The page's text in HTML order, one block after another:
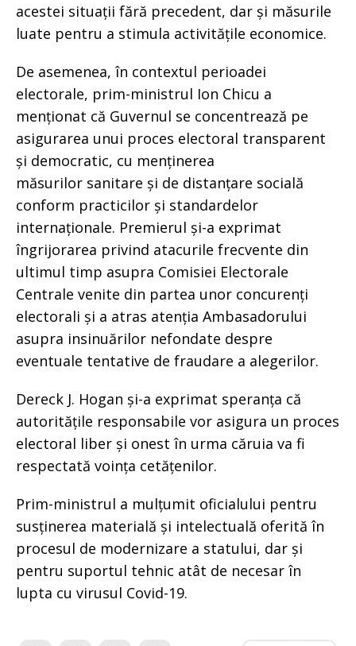
acestei situații fără precedent, dar și măsurile
luate pentru a stimula activitățile economice.
De asemenea, în contextul perioadei
electorale, prim-ministrul Ion Chicu a
menționat că Guvernul se concentrează pe
asigurarea unui proces electoral transparent
și democratic, cu menținerea
măsurilor sanitare și de distanțare socială
conform practicilor și standardelor
internaționale. Premierul și-a exprimat
îngrijorarea privind atacurile frecvente din
ultimul timp asupra Comisiei Electorale
Centrale venite din partea unor concurenți
electorali și a atras atenția Ambasadorului
asupra insinuărilor nefondate despre
eventuale tentative de fraudare a alegerilor.
Dereck J. Hogan și-a exprimat speranța că
autoritățile responsabile vor asigura un proces
electoral liber și onest în urma căruia va fi
respectată voința cetățenilor.
Prim-ministrul a mulțumit oficialului pentru
susținerea materială și intelectuală oferită în
procesul de modernizare a statului, dar și
pentru suportul tehnic atât de necesar în
lupta cu virusul Covid-19.